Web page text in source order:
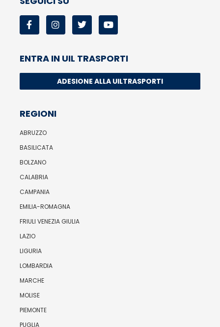
ENTRA IN UIL TRASPORTI
ADESIONE ALLA UILTRASPORTI
REGIONI
ABRUZZO
BASILICATA
BOLZANO
CALABRIA
CAMPANIA
EMILIA-ROMAGNA
FRIULI VENEZIA GIULIA
LAZIO
LIGURIA
LOMBARDIA
MARCHE
MOLISE
PIEMONTE
PUGLIA